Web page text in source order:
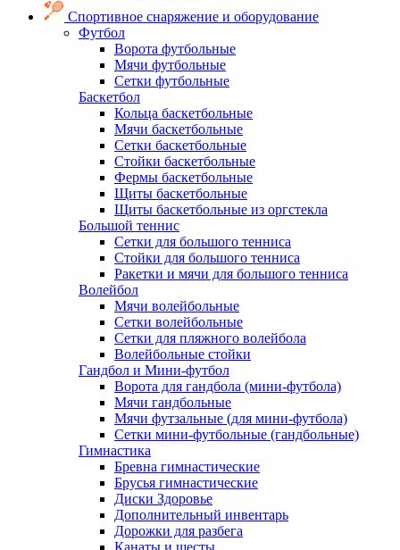
Спортивное снаряжение и оборудование
Футбол
Ворота футбольные
Мячи футбольные
Сетки футбольные
Баскетбол
Кольца баскетбольные
Мячи баскетбольные
Сетки баскетбольные
Стойки баскетбольные
Фермы баскетбольные
Щиты баскетбольные
Щиты баскетбольные из оргстекла
Большой теннис
Сетки для большого тенниса
Стойки для большого тенниса
Ракетки и мячи для большого тенниса
Волейбол
Мячи волейбольные
Сетки волейбольные
Сетки для пляжного волейбола
Волейбольные стойки
Гандбол и Мини-футбол
Ворота для гандбола (мини-футбола)
Мячи гандбольные
Мячи футзальные (для мини-футбола)
Сетки мини-футбольные (гандбольные)
Гимнастика
Бревна гимнастические
Брусья гимнастические
Диски Здоровье
Дополнительный инвентарь
Дорожки для разбега
Канаты и шесты